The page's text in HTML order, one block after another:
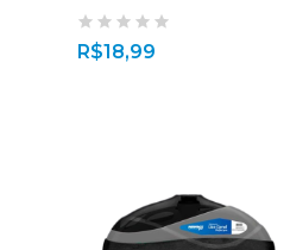
R$18,99